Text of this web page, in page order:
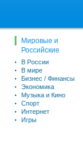
Мировые и
Российские
В России
В мире
Бизнес / Финансы
Экономика
Музыка и Кино
Спорт
Интернет
Игры